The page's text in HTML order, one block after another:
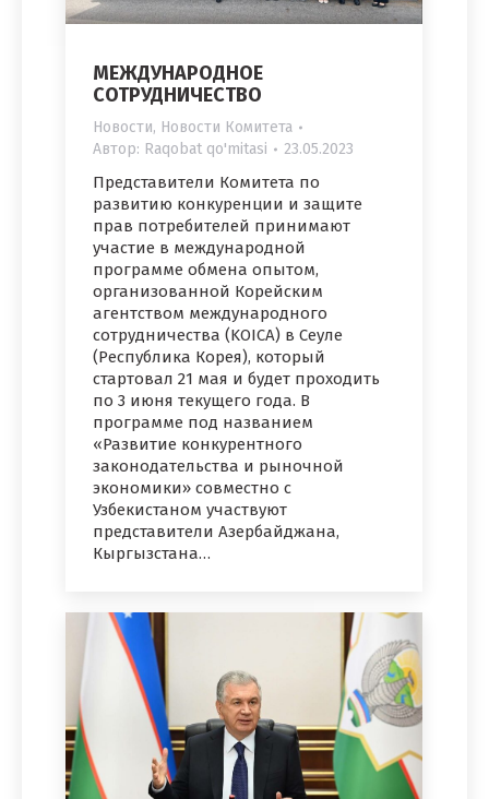
МЕЖДУНАРОДНОЕ
СОТРУДНИЧЕСТВО
Новости, Новости Комитета
Автор: Raqobat qo'mitasi 23.05.2023
Представители Комитета по
развитию конкуренции и защите
прав потребителей принимают
участие в международной
программе обмена опытом,
организованной Корейским
агентством международного
сотрудничества (KOICA) в Сеуле
(Республика Корея), который
стартовал 21 мая и будет проходить
по 3 июня текущего года. В
программе под названием
«Развитие конкурентного
законодательства и рыночной
экономики» совместно с
Узбекистаном участвуют
представители Азербайджана,
Кыргызстана…